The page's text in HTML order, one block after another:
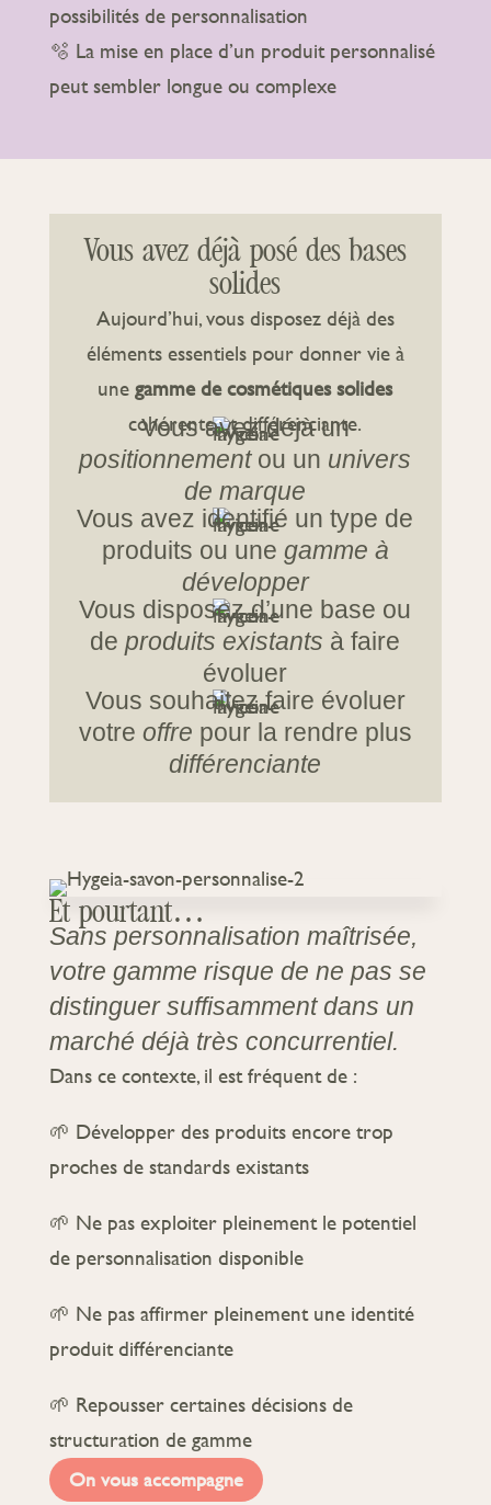
possibilités de personnalisation
🫧 La mise en place d’un produit personnalisé
peut sembler longue ou complexe
Vous avez déjà posé des bases
solides
Aujourd’hui, vous disposez déjà des
éléments essentiels pour donner vie à
unegamme de cosmétiques solides
cohérente et différenciante.
Vous avez déjà un
positionnementou un univers
de marque
Vous avez identifié un type de
produits ou une gamme à
développer
Vous disposez d’une base ou
deproduits existants à faire
évoluer
Vous souhaitez faire évoluer
votre offre pour la rendre plus
différenciante
Et pourtant…
Sans personnalisation maîtrisée,
votre gamme risque de ne pas se
distinguer suffisamment dans un
marché déjà très concurrentiel.
Dans ce contexte, il est fréquent de :
🌱 Développer des produits encore trop
proches de standards existants
🌱 Ne pas exploiter pleinement le potentiel
de personnalisation disponible
🌱 Ne pas affirmer pleinement une identité
produit différenciante
🌱 Repousser certaines décisions de
structuration de gamme
On vous accompagne